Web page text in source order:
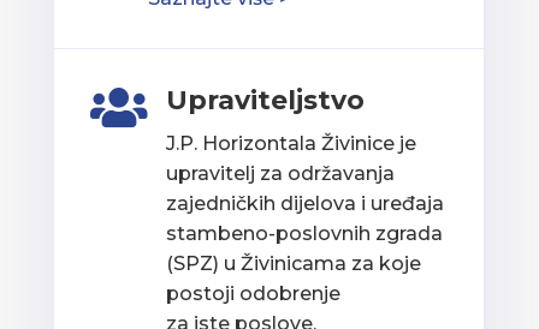
 Upraviteljstvo
J.P. Horizontala Živinice je
upravitelj za održavanja
zajedničkih dijelova i uređaja
stambeno-poslovnih zgrada
(SPZ) u Živinicama za koje
postoji odobrenje
za iste poslove.